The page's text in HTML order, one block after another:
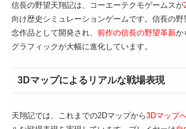
信長の野望天翔記は、コーエーテクモゲームスが
向け歴史シミュレーションゲームです。信長の野
念作品として開発され、 前作の信長の野望革新か
グラフィックが大幅に進化しています。
3Dマップによるリアルな戦場表現
天翔記では、これまでの2Dマップから3Dマップ